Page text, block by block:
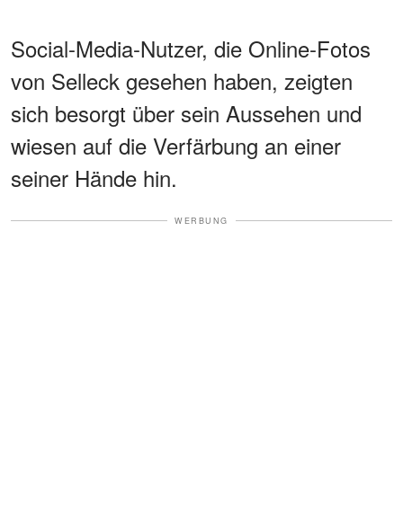
Social-Media-Nutzer, die Online-Fotos
von Selleck gesehen haben, zeigten
sich besorgt über sein Aussehen und
wiesen auf die Verfärbung an einer
seiner Hände hin.
WERBUNG